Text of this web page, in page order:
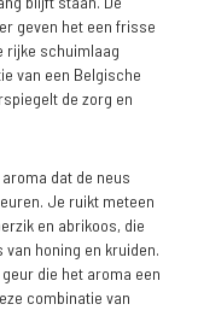
geven het een frisse
rijke schuimlaag
van een Belgische
de zorg en
dat de neus
Je ruikt meteen
en abrikoos, die
honing en kruiden.
die het aroma een
combinatie van